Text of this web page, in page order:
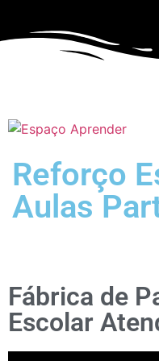
Reforço
Aulas
Fábrica de
Escolar